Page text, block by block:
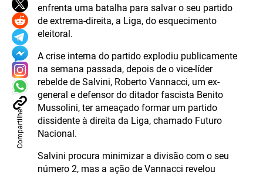
Compartilhe
enfrenta uma batalha para salvar o seu partido
de extrema-direita, a Liga, do esquecimento
eleitoral.
A crise interna do partido explodiu publicamente
na semana passada, depois de o vice-líder
rebelde de Salvini, Roberto Vannacci, um ex-
general e defensor do ditador fascista Benito
Mussolini, ter ameaçado formar um partido
dissidente à direita da Liga, chamado Futuro
Nacional.
Salvini procura minimizar a divisão com o seu
número 2, mas a ação de Vannacci revelou